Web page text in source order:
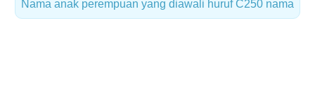
Nama anak perempuan yang diawali huruf C250 nama